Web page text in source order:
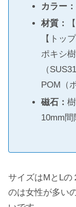
カラー：
材質：
【トッ
ポキシ
（
POM（
磁石：
10mm間
サイズはMとLの
のは女性が多い